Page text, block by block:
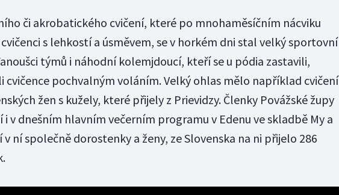
či akrobatického cvičení, které po mnohaměsíčním nácviku
s lehkostí a úsměvem, se v horkém dni stal velký sportovní
týmů i náhodní kolemjdoucí, kteří se u pódia zastavili,
cvičence pochvalným voláním. Velký ohlas mělo například cvičení
žen s kužely, které přijely z Prievidzy. Členky Povážské župy
i v dnešním hlavním večerním programu v Edenu ve skladbě My a
v ní společně dorostenky a ženy, ze Slovenska na ni přijelo 286